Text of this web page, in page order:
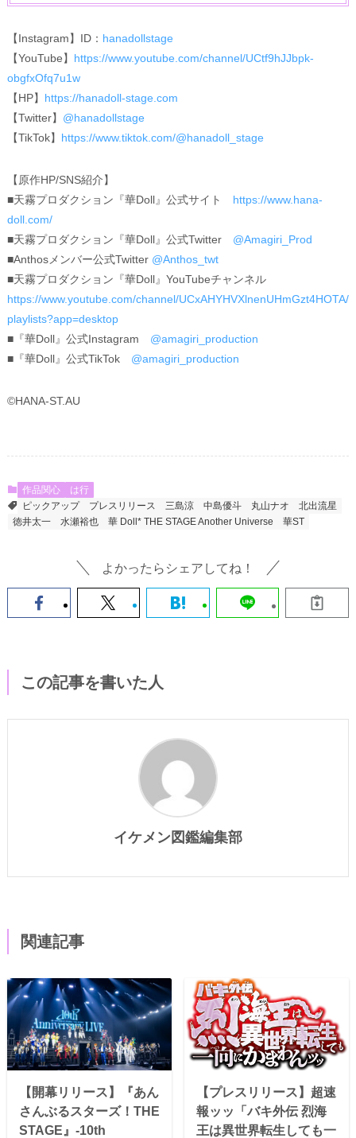
【Instagram】ID： hanadollstage
【YouTube】 https://www.youtube.com/channel/UCtf9hJJbpk-
obgfxOfq7u1w
【HP】 https://hanadoll-stage.com
【Twitter】 @hanadollstage
【TikTok】 https://www.tiktok.com/@hanadoll_stage
【原作HP/SNS紹介】
■天霧プロダクション『華Doll』公式サイト https://www.hana-
doll.com/
■天霧プロダクション『華Doll』公式Twitter @Amagiri_Prod
■Anthosメンバー公式Twitter @Anthos_twt
■天霧プロダクション『華Doll』YouTubeチャンネル
https://www.youtube.com/channel/UCxAHYHVXlnenUHmGzt4HOTA/
playlists?app=desktop
■『華Doll』公式Instagram @amagiri_production
■『華Doll』公式TikTok @amagiri_production
©HANA-ST.AU
作品関心
は行
ピックアップ
プレスリリース 三島涼 中島優斗 丸山ナオ
北出流星
徳井太一
水瀬裕也 華 Doll* THE STAGE Another Universe 華ST
よかったらシェアしてね！
この記事を書いた人
イケメン図鑑編集部
関連記事
【開幕リリース】『あん
さんぶるスターズ！THE
STAGE』-10th
【プレスリリース】超速
報ッッ「バキ外伝 烈海
王は異世界転生しても一